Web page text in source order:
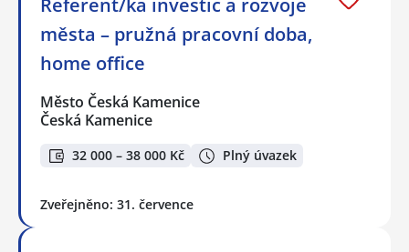
města – pružná pracovní doba,
home office
Město Česká Kamenice
Česká Kamenice
32 000 – 38 000 Kč Plný úvazek
Zveřejněno: 31. července